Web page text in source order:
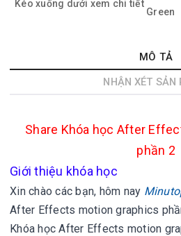
Kéo xuống dưới xem chi tiết
MÔ TẢ
NHẬN XÉT SẢN
Share Khóa học After
phần 2
Giới thiệu khóa học
Xin chào các bạn, hôm nay
After Effects motion graphics
Khóa học After Effects motion